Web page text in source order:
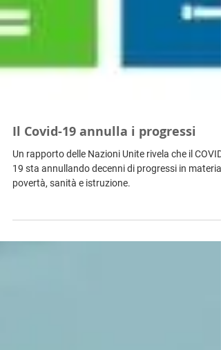
Il Covid-19 annulla i progressi
19 sta annullando decenni di progressi in materia